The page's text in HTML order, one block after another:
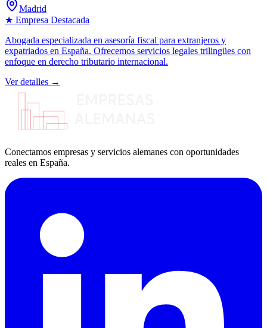
Madrid
★ Empresa Destacada
Abogada especializada en asesoría fiscal para extranjeros y
expatriados en España. Ofrecemos servicios legales trilingües con
enfoque en derecho tributario internacional.
Ver detalles →
Conectamos empresas y servicios alemanes con oportunidades
reales en España.